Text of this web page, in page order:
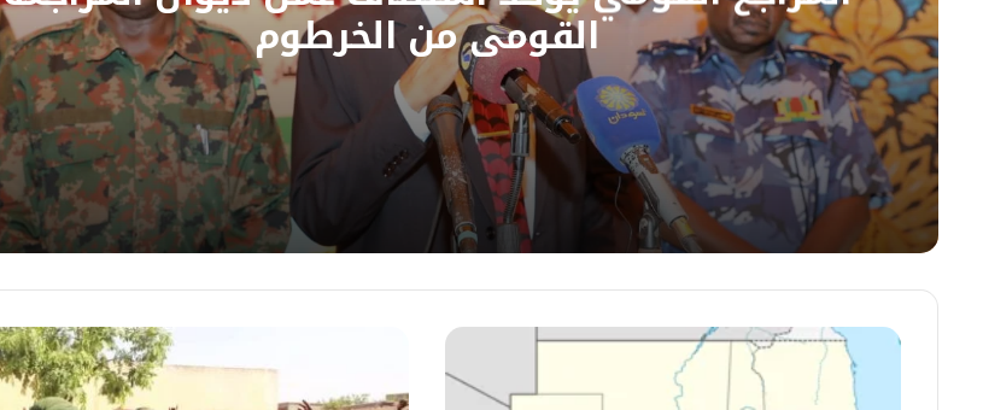
القومي من الخرطوم
05/08/2026
المراجع القومي يؤكد استئناف عمل ديوان المراجعة القومي من الخرطوم
الحكومة تتجه لإحكام تنظيم تجارة المعابر الحدودية